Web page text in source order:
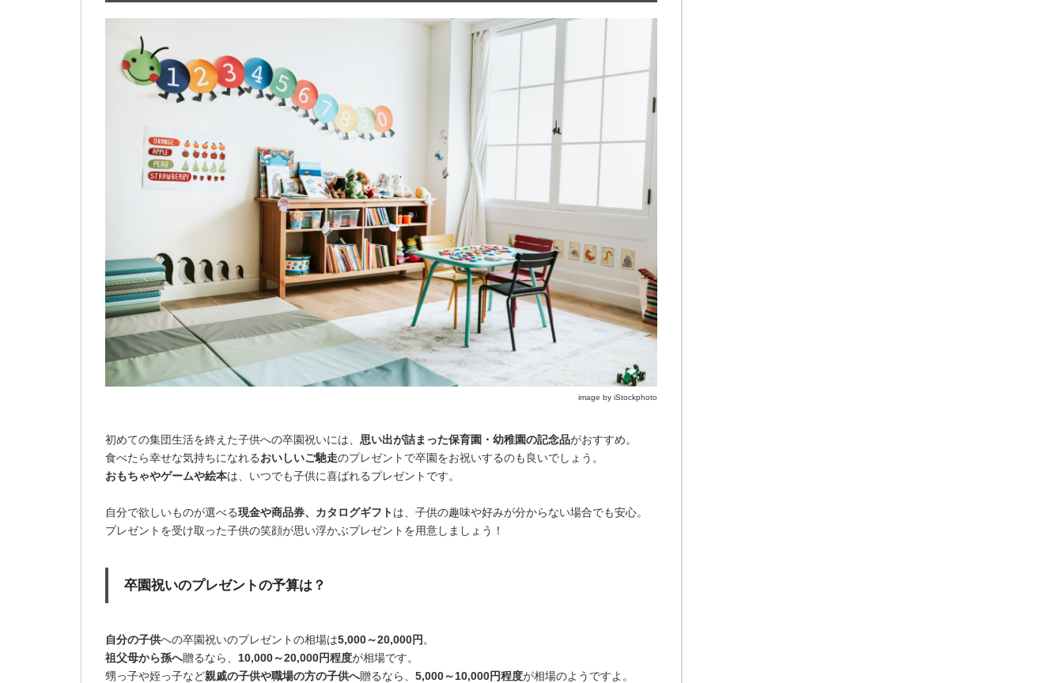
image by iStockphoto
初めての集団生活を終えた子供への卒園祝いには、 思い出が詰まった保育園・幼稚園の記念品がおすすめ。
食べたら幸せな気持ちになれるおいしいご馳走のプレゼントで卒園をお祝いするのも良いでしょう。
おもちゃやゲームや絵本は、いつでも子供に喜ばれるプレゼントです。
自分で欲しいものが選べる現金や商品券、カタログギフトは、子供の趣味や好みが分からない場合でも安心。
プレゼントを受け取った子供の笑顔が思い浮かぶプレゼントを用意しましょう！
卒園祝いのプレゼントの予算は？
自分の子供への卒園祝いのプレゼントの相場は5,000～20,000円 。
祖父母から孫へ贈るなら、 10,000～20,000円程度が相場です。
甥っ子や姪っ子など親戚の子供や職場の方の子供へ贈るなら、 5,000～10,000円程度が相場のようですよ。